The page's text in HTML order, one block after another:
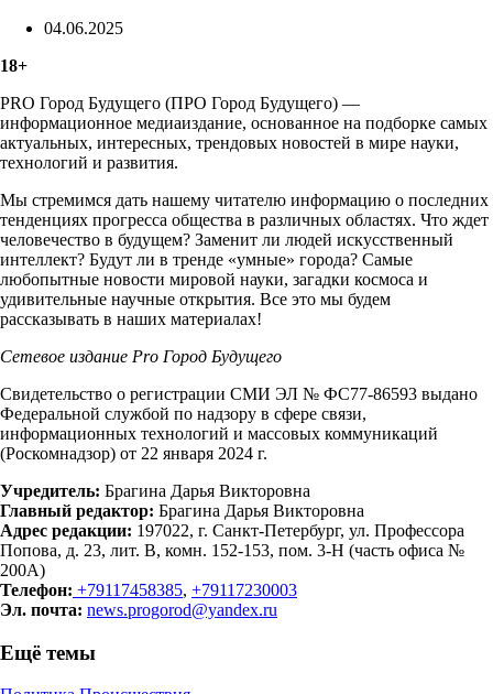
04.06.2025
18+
PRO Город Будущего (ПРО Город Будущего) —
информационное медиаиздание, основанное на подборке самых
актуальных, интересных, трендовых новостей в мире науки,
технологий и развития.
Мы стремимся дать нашему читателю информацию о последних
тенденциях прогресса общества в различных областях. Что ждет
человечество в будущем? Заменит ли людей искусственный
интеллект? Будут ли в тренде «умные» города? Самые
любопытные новости мировой науки, загадки космоса и
удивительные научные открытия. Все это мы будем
рассказывать в наших материалах!
Сетевое издание Рrо Город Будущего
Свидетельство о регистрации СМИ ЭЛ № ФС77-86593 выдано
Федеральной службой по надзору в сфере связи,
информационных технологий и массовых коммуникаций
(Роскомнадзор) от 22 января 2024 г.
Учредитель: Брагина Дарья Викторовна
Главный редактор: Брагина Дарья Викторовна
Адрес редакции: 197022, г. Санкт-Петербург, ул. Профессора
Попова, д. 23, лит. В, комн. 152-153, пом. 3-Н (часть офиса №
200А)
Телефон: +79117458385, +79117230003
Эл. почта: news.progorod@yandex.ru
Ещё темы